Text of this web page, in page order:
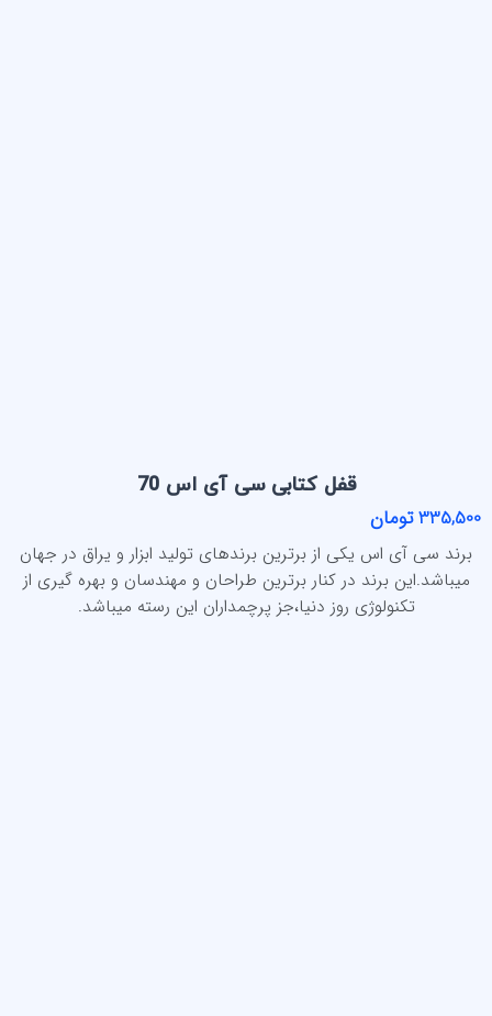
قفل کتابی سی آی اس 70
335,500 تومان
برند سی آی اس یکی از برترین برندهای تولید ابزار و یراق در جهان
میباشد.این برند در کنار برترین طراحان و مهندسان و بهره گیری از
تکنولوژی روز دنیا،جز پرچمداران این رسته میباشد.